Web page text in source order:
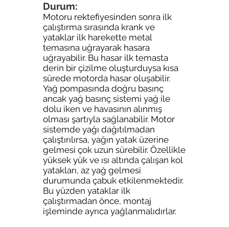
Durum:
Motoru rektefiyesinden sonra ilk
çalıştırma sırasında krank ve
yataklar ilk harekette metal
temasına uğrayarak hasara
uğrayabilir. Bu hasar ilk temasta
derin bir çizilme oluşturduysa kısa
sürede motorda hasar oluşabilir.
Yağ pompasında doğru basınç
ancak yağ basınç sistemi yağ ile
dolu iken ve havasının alınmış
olması şartıyla sağlanabilir. Motor
sistemde yağı dağıtılmadan
çalıştırılırsa, yağın yatak üzerine
gelmesi çok uzun sürebilir. Özellikle
yüksek yük ve ısı altında çalışan kol
yatakları, az yağ gelmesi
durumunda çabuk etkilenmektedir.
Bu yüzden yataklar ilk
çalıştırmadan önce, montaj
işleminde ayrıca yağlanmalıdırlar.